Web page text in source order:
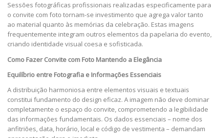
Sessões fotográficas profissionais realizadas especificamente para
o convite com foto tornam-se investimento que agrega valor tanto
ao material quanto às memórias da celebração. Estas imagens
frequentemente integram outros elementos da papelaria do evento,
criando identidade visual coesa e sofisticada.
Como Fazer Convite com Foto Mantendo a Elegância
Equilíbrio entre Fotografia e Informações Essenciais
A distribuição harmoniosa entre elementos visuais e textuais
constitui fundamento do design eficaz. A imagem não deve dominar
completamente o espaço do convite, comprometendo a legibilidade
das informações fundamentais. Os dados essenciais – nome dos
anfitriões, data, horário, local e código de vestimenta – demandam